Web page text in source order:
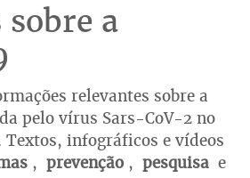
a
relevantes sobre a
pelo vírus Sars-CoV-2 no
infográficos e vídeos
, prevenção , pesquisa e